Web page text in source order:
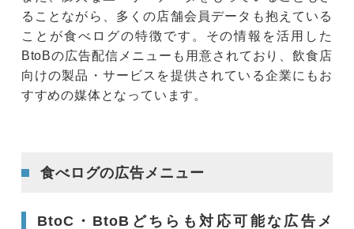
ることながら、多くの店舗会員データも抱えている
ことが食べログの特徴です。その情報を活用した
BtoBの広告配信メニューも用意されており、飲食店
向けの製品・サービスを提供されている企業にもお
すすめの媒体となっています。
食べログの広告メニュー
BtoC・BtoBどちらも対応可能な広告メ